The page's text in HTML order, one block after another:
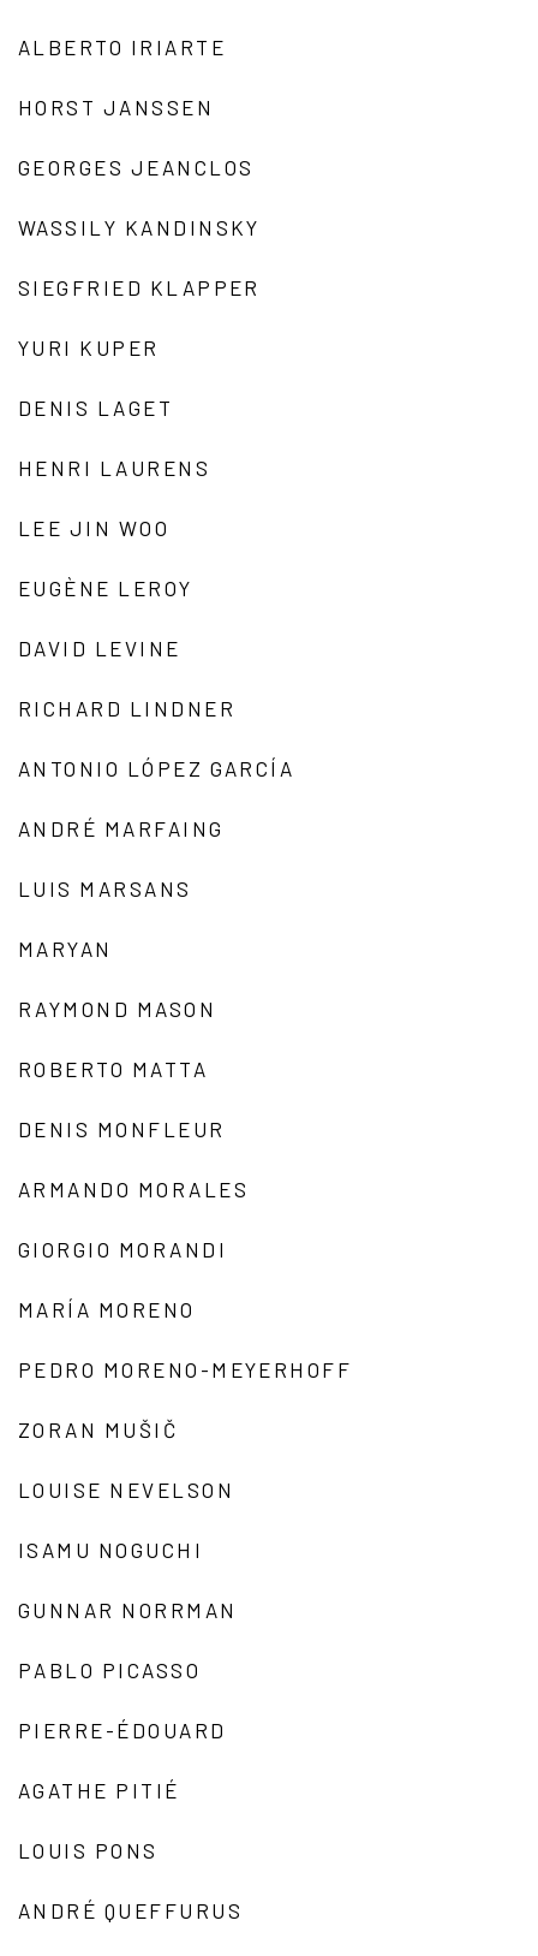
ALBERTO IRIARTE
HORST JANSSEN
GEORGES JEANCLOS
WASSILY KANDINSKY
SIEGFRIED KLAPPER
YURI KUPER
DENIS LAGET
HENRI LAURENS
LEE JIN WOO
EUGÈNE LEROY
DAVID LEVINE
RICHARD LINDNER
ANTONIO LÓPEZ GARCÍA
ANDRÉ MARFAING
LUIS MARSANS
MARYAN
RAYMOND MASON
ROBERTO MATTA
DENIS MONFLEUR
ARMANDO MORALES
GIORGIO MORANDI
MARÍA MORENO
PEDRO MORENO-MEYERHOFF
ZORAN MUŠIČ
LOUISE NEVELSON
ISAMU NOGUCHI
GUNNAR NORRMAN
PABLO PICASSO
PIERRE-ÉDOUARD
AGATHE PITIÉ
LOUIS PONS
ANDRÉ QUEFFURUS